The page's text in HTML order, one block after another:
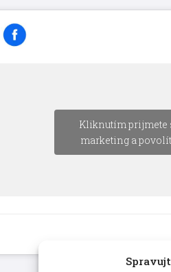
Kliknutím prijmete
marketing a